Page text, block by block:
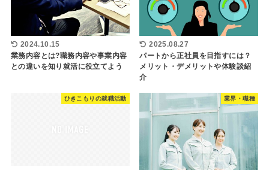
2024.10.15
業務内容とは?職務内容や事業内容
との違いを知り就活に役立てよう
2025.08.27
パートから正社員を目指すには？
メリット・デメリットや体験談紹
介
ひきこもりの就職活動 業界・職種